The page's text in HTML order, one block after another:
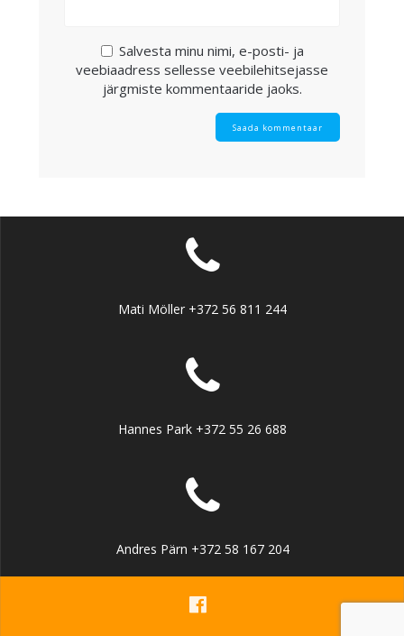
Salvesta minu nimi, e-posti- ja
veebiaadress sellesse veebilehitsejasse
järgmiste kommentaaride jaoks.
Mati Möller +372 56 811 244
Hannes Park +372 55 26 688
Andres Pärn +372 58 167 204